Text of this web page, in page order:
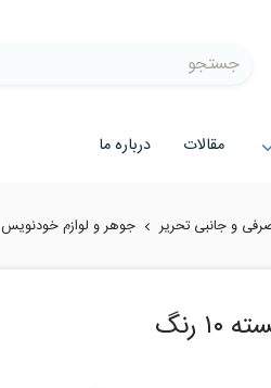
جستجو
مقالات درباره ما
و جانبی تحریر جوهر و لوازم خودنویس
رنگ